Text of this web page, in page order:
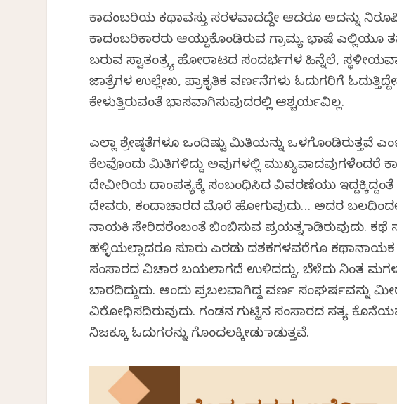
ಕಾದಂಬರಿಯ ಕಥಾವಸ್ತು ಸರಳವಾದದ್ದೇ ಆದರೂ ಅದನ್ನು
ಕಾದಂಬರಿಕಾರರು ಆಯ್ದುಕೊಂಡಿರುವ ಗ್ರಾಮ್ಯ ಭಾಷೆ ಎಲ್ಲಿಯೂ
ಬರುವ ಸ್ವಾತಂತ್ರ್ಯ ಹೋರಾಟದ ಸಂದರ್ಭಗಳ ಹಿನ್ನೆಲೆ,
ಜಾತ್ರೆಗಳ ಉಲ್ಲೇಖ, ಪ್ರಾಕೃತಿಕ ವರ್ಣನೆಗಳು ಓದುಗರಿಗೆ
ಕೇಳುತ್ತಿರುವಂತೆ ಭಾಸವಾಗಿಸುವುದರಲ್ಲಿ ಆಶ್ಚರ್ಯವಿಲ್ಲ.
ಎಲ್ಲಾ ಶ್ರೇಷ್ಠತೆಗಳೂ ಒಂದಿಷ್ಟು ಮಿತಿಯನ್ನು
ಕೆಲವೊಂದು ಮಿತಿಗಳಿದ್ದು ಅವುಗಳಲ್ಲಿ ಮುಖ್ಯವಾದವುಗಳೆಂದರೆ
ದೇವೀರಿಯ ದಾಂಪತ್ಯಕ್ಕೆ ಸಂಬಂಧಿಸಿದ ವಿವರಣೆಯು
ದೇವರು, ಕಂದಾಚಾರದ ಮೊರೆ ಹೋಗುವುದು… ಅದರ
ನಾಯಕಿ ಸೇರಿದರೆಂಬಂತೆ ಬಿಂಬಿಸುವ ಪ್ರಯತ್ನ ಮಾಡಿರುವುದು. ಕಥೆ
ಹಳ್ಳಿಯಲ್ಲಾದರೂ ಸುಮಾರು ಎರಡು ದಶಕಗಳವರೆಗೂ ಕಥಾನಾಯಕ
ಸಂಸಾರದ ವಿಚಾರ ಬಯಲಾಗದೆ ಉಳಿದದ್ದು, ಬೆಳೆದು ನಿಂತ
ಬಾರದಿದ್ದುದು. ಅಂದು ಪ್ರಬಲವಾಗಿದ್ದ ವರ್ಣ ಸಂಘರ್ಷವನ್ನು
ವಿರೋಧಿಸದಿರುವುದು. ಗಂಡನ ಗುಟ್ಟಿನ ಸಂಸಾರದ ಸತ್ಯ
ನಿಜಕ್ಕೂ ಓದುಗರನ್ನು ಗೊಂದಲಕ್ಕೀಡು ಮಾಡುತ್ತವೆ.